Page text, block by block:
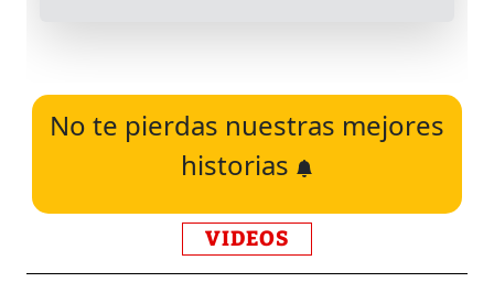
No te pierdas nuestras mejores
historias
VIDEOS